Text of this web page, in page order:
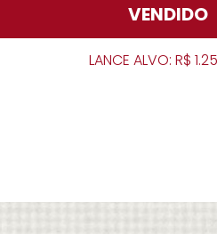
VENDIDO
LANCE ALVO: R$